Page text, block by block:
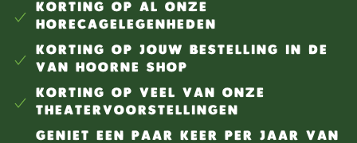
KORTING OP AL ONZE
HORECAGELEGENHEDEN
KORTING OP JOUW BESTELLING IN DE
VAN HOORNE SHOP
KORTING OP VEEL VAN ONZE
THEATERVOORSTELLINGEN
GENIET EEN PAAR KEER PER JAAR VAN